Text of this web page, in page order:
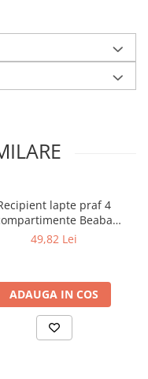
timp de 24 de ore,
o suzetă curată
cu cablu
de versatilitate.
sunt mereu curate
lapte praf 4
Beaba
Mineral Grey/Blue
49,82 Lei
ADAUGA IN COS